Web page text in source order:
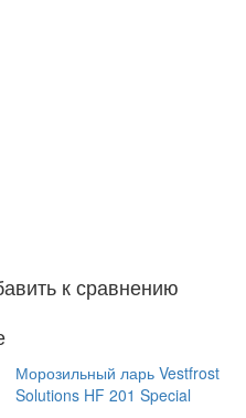
к сравнению
Морозильный ларь Vestfrost
Solutions HF 201 Special